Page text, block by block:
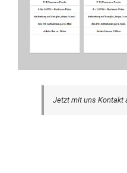
Jetzt mit uns Kontakt